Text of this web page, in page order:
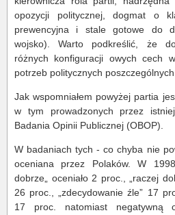
opozycji politycznej, dogmat o
prewencyjna i stale gotowe do
wojsko). Warto podkreślić, że
różnych konfiguracji owych cech
potrzeb politycznych poszczególnych
Jak wspomniałem powyżej partia
w tym prowadzonych przez
Badania Opinii Publicznej (OBOP).
W badaniach tych - co chyba nie
oceniana przez Polaków. W
dobrze„ oceniało 2 proc., „raczej
26 proc., „zdecydowanie źle” 17
17 proc. natomiast negatywną